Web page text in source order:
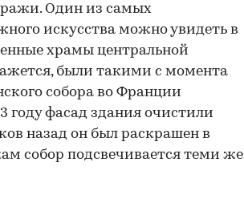
Один из самых
искусства можно увидеть в
храмы центральной
были такими с момента
собора во Франции
году фасад здания очистили
назад он был раскрашен в
собор подсвечивается теми же